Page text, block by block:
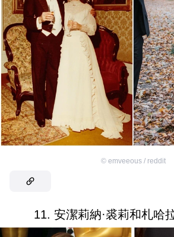
© emveeous / reddit
11. 安潔莉納·裘莉和札哈